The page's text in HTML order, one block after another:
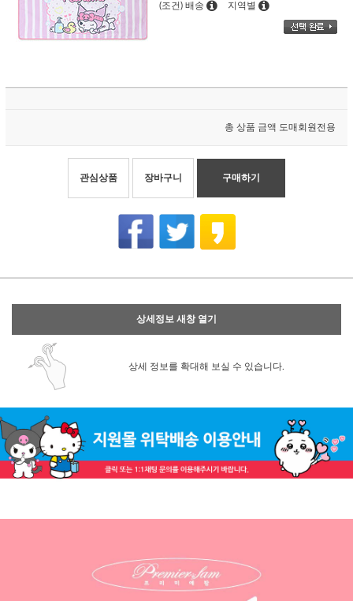
(조건) 배송 지역별
총 상품 금액 도매회원전용
관심상품 장바구니 구매하기
상세정보 새창 열기
상세 정보를 확대해 보실 수 있습니다.